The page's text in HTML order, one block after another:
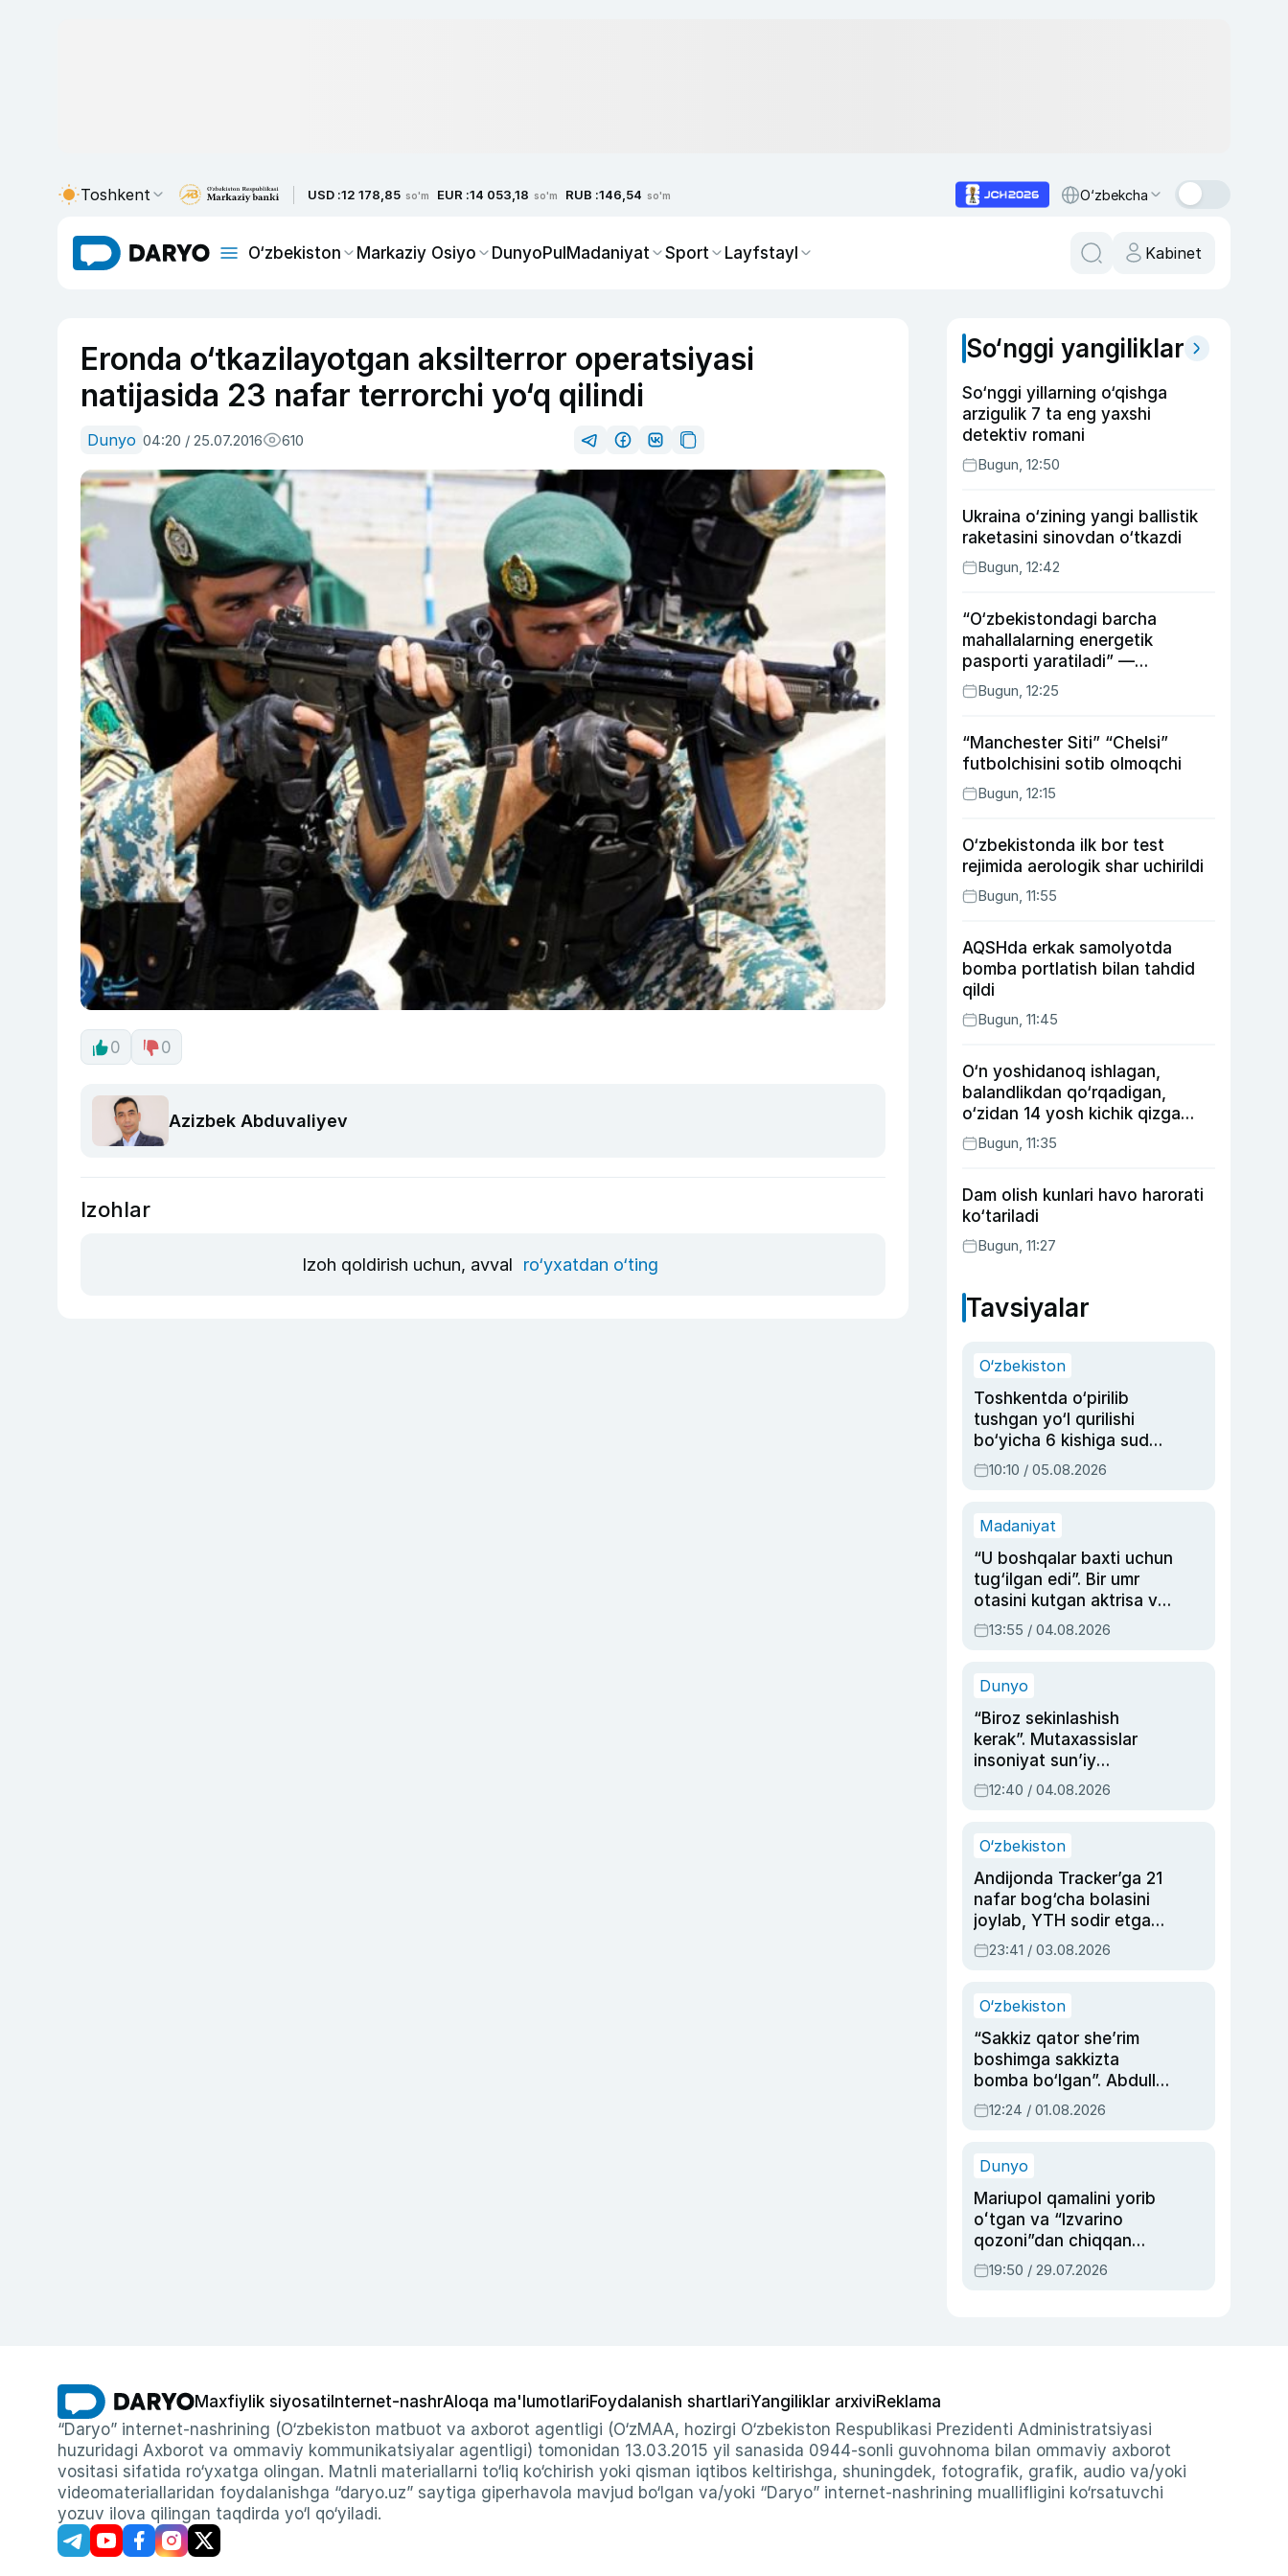
Toshkent USD :12 178,85 so'm EUR :14 053,18 so'm RUB :146,54 so'm O‘zbekcha
O‘zbekiston Markaziy Osiyo DunyoPulMadaniyat Sport Layfstayl Kabinet
Eronda o‘tkazilayotgan aksilterror operatsiyasi
natijasida 23 nafar terrorchi yo‘q qilindi
Dunyo 04:20 / 25.07.2016 610
0 0
Azizbek Abduvaliyev
Izohlar
Izoh qoldirish uchun, avval ro‘yxatdan o‘ting
So‘nggi yangiliklar
So‘nggi yillarning o‘qishga
arzigulik 7 ta eng yaxshi
detektiv romani
Bugun, 12:50
Ukraina o‘zining yangi ballistik
raketasini sinovdan o‘tkazdi
Bugun, 12:42
“O‘zbekistondagi barcha
mahallalarning energetik
pasporti yaratiladi” —
energetika vaziri
Bugun, 12:25
“Manchester Siti” “Chelsi”
futbolchisini sotib olmoqchi
Bugun, 12:15
O‘zbekistonda ilk bor test
rejimida aerologik shar uchirildi
Bugun, 11:55
AQSHda erkak samolyotda
bomba portlatish bilan tahdid
qildi
Bugun, 11:45
O‘n yoshidanoq ishlagan,
balandlikdan qo‘rqadigan,
o‘zidan 14 yosh kichik qizga
uylangan Yorqinxo‘ja Umarov
34 yoshda
Bugun, 11:35
Dam olish kunlari havo harorati
ko‘tariladi
Bugun, 11:27
Tavsiyalar
O‘zbekiston
Toshkentda o‘pirilib
tushgan yo‘l qurilishi
bo‘yicha 6 kishiga sud
hukmi o‘qildi
10:10 / 05.08.2026
Madaniyat
“U boshqalar baxti uchun
tug‘ilgan edi”. Bir umr
otasini kutgan aktrisa va
dublyaj ustasi Rimma
Ahmedovaning
13:55 / 04.08.2026
Dunyo
“Biroz sekinlashish
kerak”. Mutaxassislar
insoniyat sun’iy
intellektni boshqara
olmay qolishidan xavotir
12:40 / 04.08.2026
O‘zbekiston
Andijonda Tracker’ga 21
nafar bog‘cha bolasini
joylab, YTH sodir etgan
ayolga sud hukmi o‘qildi
23:41 / 03.08.2026
O‘zbekiston
“Sakkiz qator she’rim
boshimga sakkizta
bomba bo‘lgan”. Abdulla
Oripovni siyosiy
ayblovlardan asrab
12:24 / 01.08.2026
Dunyo
Mariupol qamalini yorib
oʻtgan va “Izvarino
qozoni”dan chiqqan
qahramon — Ukraina
armiyasi bosh
19:50 / 29.07.2026
Maxfiylik siyosati Internet-nashrAloqa ma'lumotlariFoydalanish shartlariYangiliklar arxiviReklama
“Daryo” internet-nashrining (O‘zbekiston matbuot va axborot agentligi (O‘zMAA, hozirgi O‘zbekiston Respublikasi Prezidenti Administratsiyasi
huzuridagi Axborot va ommaviy kommunikatsiyalar agentligi) tomonidan 13.03.2015 yil sanasida 0944-sonli guvohnoma bilan ommaviy axborot
vositasi sifatida ro‘yxatga olingan. Matnli materiallarni to‘liq ko‘chirish yoki qisman iqtibos keltirishga, shuningdek, fotografik, grafik, audio va/yoki
videomateriallaridan foydalanishga “daryo.uz” saytiga giperhavola mavjud bo‘lgan va/yoki “Daryo” internet-nashrining muallifligini ko‘rsatuvchi
yozuv ilova qilingan taqdirda yo‘l qo‘yiladi.